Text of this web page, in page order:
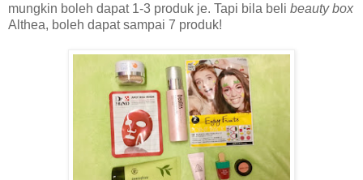
mungkin boleh dapat 1-3 produk je. Tapi bila beli beauty box
Althea, boleh dapat sampai 7 produk!